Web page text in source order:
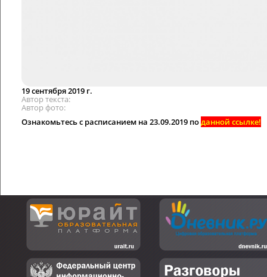
19 сентября 2019 г.
Автор текста
Автор фото
Ознакомьтесь с расписанием на 23.09.2019 поданной ссылке!